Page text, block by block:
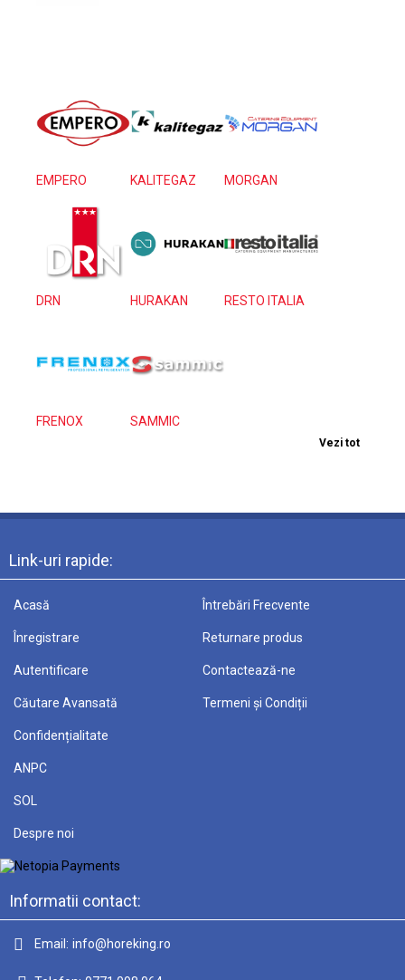
EMPERO KALITEGAZ MORGAN
DRN HURAKAN RESTO ITALIA
FRENOX SAMMIC
Vezi tot
Link-uri rapide:
Acasă
Înregistrare
Autentificare
Căutare Avansată
Întrebări Frecvente
Returnare produs
Contactează-ne
Termeni și Condiții
Confidențialitate
ANPC
SOL
Despre noi
Informatii contact:
Email: info@horeking.ro